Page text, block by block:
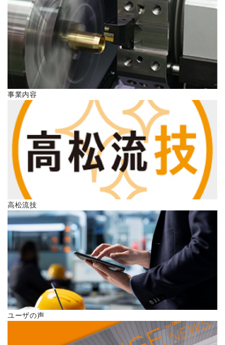
プライバシーポリシー
ENGLISH
事業内容
高松流技
ユーザの声